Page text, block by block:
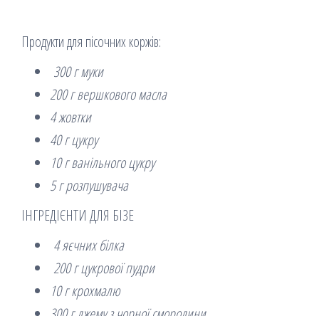
Продукти для пісочних коржів:
300 г муки
200 г вершкового масла
4 жовтки
40 г цукру
10 г ванільного цукру
5 г розпушувача
ІНГРЕДІЄНТИ ДЛЯ БІЗЕ
4 яєчних білка
200 г цукрової пудри
10 г крохмалю